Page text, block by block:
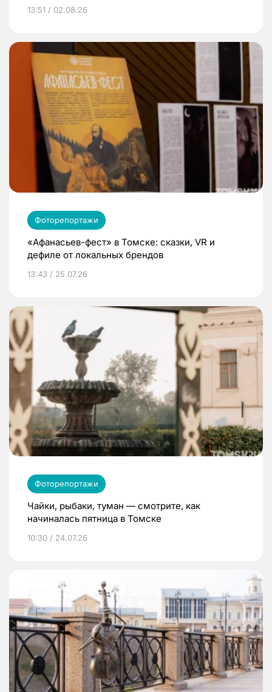
13:51 / 02.08.26
Фоторепортажи
«Афанасьев-фест» в Томске: сказки, VR и
дефиле от локальных брендов
13:43 / 25.07.26
Фоторепортажи
Чайки, рыбаки, туман — смотрите, как
начиналась пятница в Томске
10:30 / 24.07.26